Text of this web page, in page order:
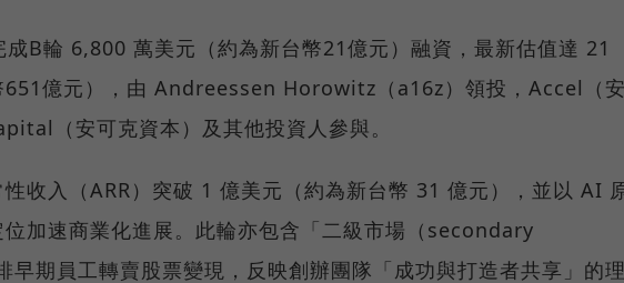
B輪 6,800 萬美元（約為新台幣21億元）融資，最新估值達 21
651億元），由 Andreessen Horowitz（a16z）領投，Accel（
（安可克資本）及其他投資人參與。
收入（ARR）突破 1 億美元（約為新台幣 31 億元），並以 AI
加速商業化進展。此輪亦包含「二級市場（secondary
早期員工轉賣股票變現，反映創辦團隊「成功與打造者共享」的